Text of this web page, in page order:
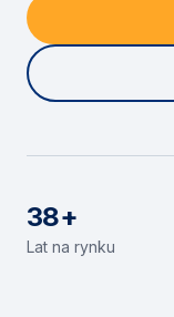
38+
Lat na rynku